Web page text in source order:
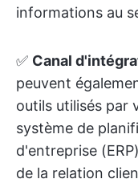
informations au
✅ Canal
peuvent
outils utilisés par
système de
d'entreprise
de la relation